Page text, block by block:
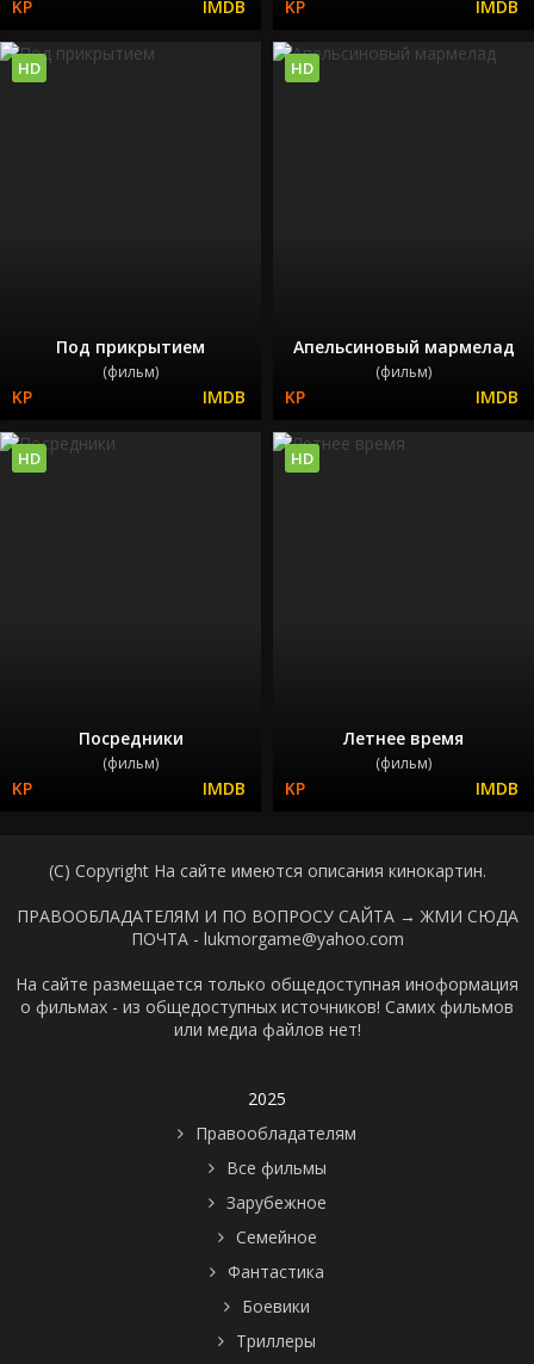
Под прикрытием
(фильм)
HD
Апельсиновый мармелад
(фильм)
HD
Посредники
(фильм)
HD
Летнее время
(фильм)
HD
(C) Copyright На сайте имеются описания кинокартин.
ПРАВООБЛАДАТЕЛЯМ И ПО ВОПРОСУ САЙТА → ЖМИ СЮДА
ПОЧТА - lukmorgame@yahoo.com
На сайте размещается только общедоступная иноформация
о фильмах - из общедоступных источников! Самих фильмов
или медиа файлов нет!
2025
Правообладателям
Все фильмы
Зарубежное
Семейное
Фантастика
Боевики
Триллеры